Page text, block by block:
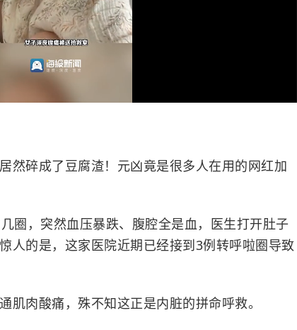
然碎成了豆腐渣！元凶竟是很多人在用的网红加
圈，突然血压暴跌、腹腔全是血，医生打开肚子
人的是，这家医院近期已经接到3例转呼啦圈导致
肌肉酸痛，殊不知这正是内脏的拼命呼救。